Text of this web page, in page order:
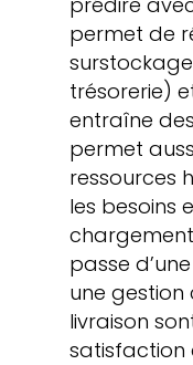
permet de
trésorerie)
entraîne
permet
ressources
les besoins
passe
une gestion
livraison
satisfaction